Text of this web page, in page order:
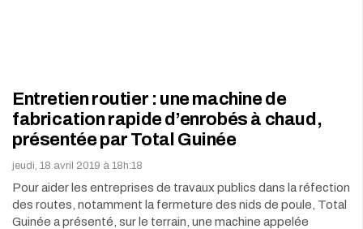
Entretien routier : une machine de
fabrication rapide d’enrobés à chaud,
présentée par Total Guinée
jeudi, 18 avril 2019 à 18h:18
Pour aider les entreprises de travaux publics dans la réfection
des routes, notamment la fermeture des nids de poule, Total
Guinée a présenté, sur le terrain, une machine appelée